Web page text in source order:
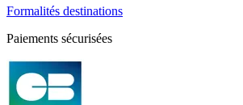
Formalités destinations
Paiements sécurisées